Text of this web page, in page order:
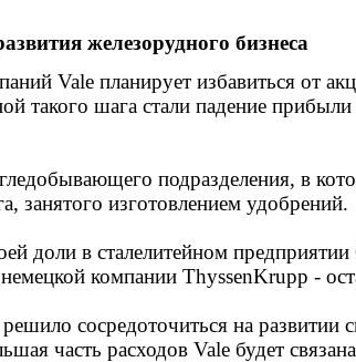
железорудного бизнеса
Vale планирует избавиться от
такого шага стали падение
подразделения, в
занятого изготовлением удобрений.
доли в сталелитейном
компании ThyssenKrupp -
сосредоточиться на
часть расходов Vale будет